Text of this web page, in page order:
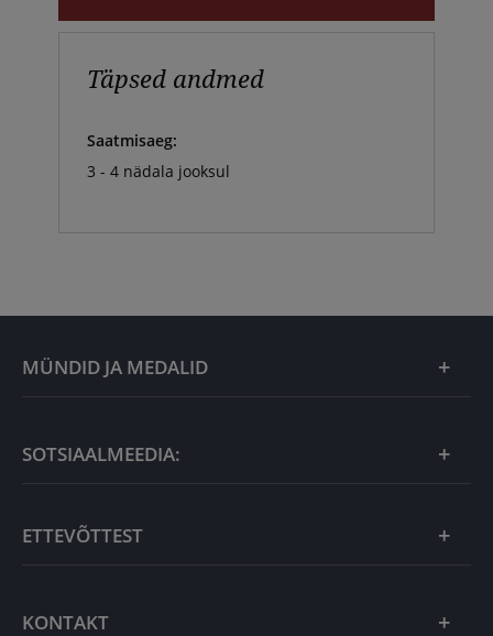
Täpsed andmed
Saatmisaeg:
3 - 4 nädala jooksul
MÜNDID JA MEDALID
Kuu eripakkumine
Eesti tooted
SOTSIAALMEEDIA:
ETTEVÕTTEST
KONTAKT